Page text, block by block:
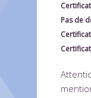
Pas de